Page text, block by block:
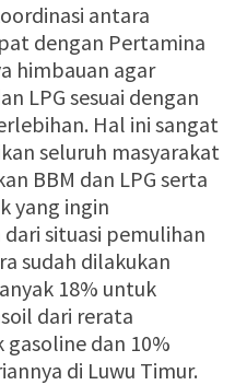
antara
dengan Pertamina
himbauan agar
LPG sesuai dengan
Hal ini sangat
seluruh masyarakat
BBM dan LPG serta
yang ingin
situasi pemulihan
sudah dilakukan
18% untuk
dari rerata
gasoline dan 10%
di Luwu Timur.